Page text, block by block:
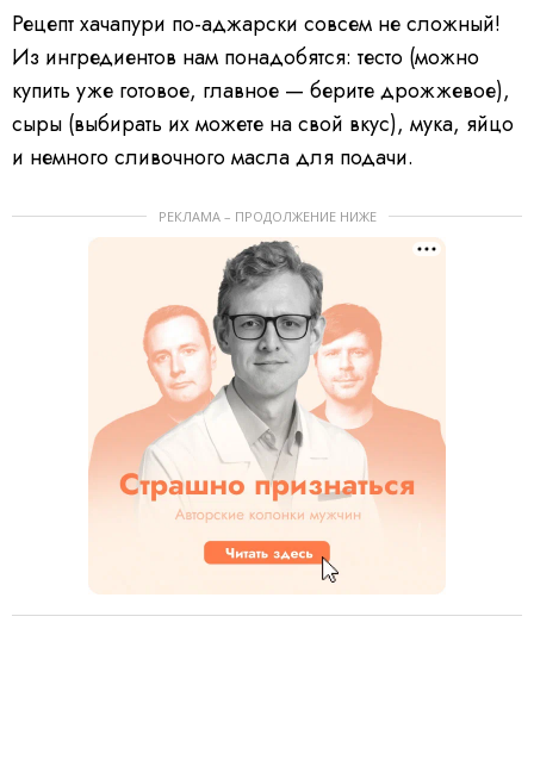
Рецепт хачапури по-аджарски совсем не сложный!
Из ингредиентов нам понадобятся: тесто (можно
купить уже готовое, главное — берите дрожжевое),
сыры (выбирать их можете на свой вкус), мука, яйцо
и немного сливочного масла для подачи.
РЕКЛАМА – ПРОДОЛЖЕНИЕ НИЖЕ